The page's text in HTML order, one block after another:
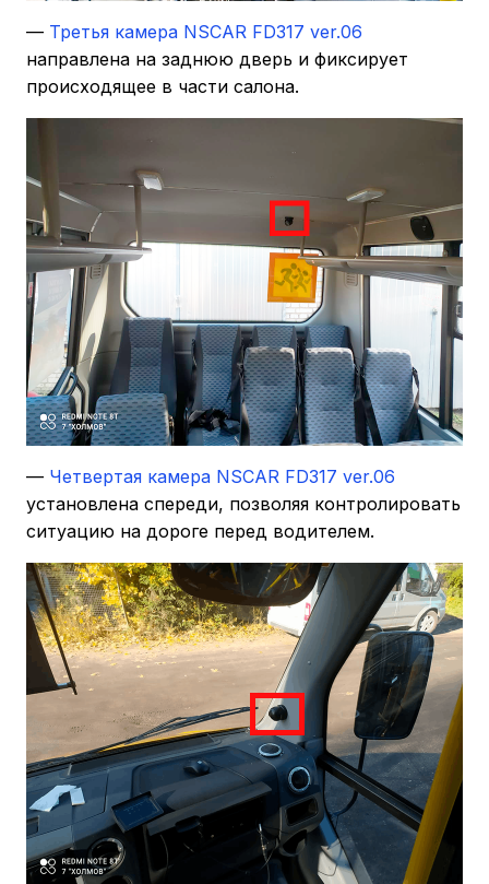
— Третья камера NSCAR FD317 ver.06
направлена на заднюю дверь и фиксирует
происходящее в части салона.
— Четвертая камера NSCAR FD317 ver.06
установлена спереди, позволяя контролировать
ситуацию на дороге перед водителем.